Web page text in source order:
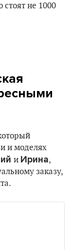
не 1000
и моделях
и Ирина,
заказу,